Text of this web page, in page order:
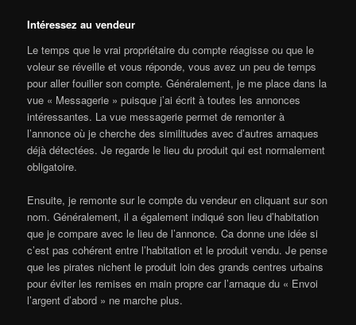
Intéressez au vendeur
Le temps que le vrai propriétaire du compte réagisse ou que le
voleur se réveille et vous réponde, vous avez un peu de temps
pour aller fouiller son compte. Généralement, je me place dans la
vue « Messagerie » puisque j’ai écrit à toutes les annonces
intéressantes. La vue messagerie permet de remonter à
l’annonce où je cherche des similitudes avec d’autres arnaques
déjà détectées. Je regarde le lieu du produit qui est normalement
obligatoire.
Ensuite, je remonte sur le compte du vendeur en cliquant sur son
nom. Généralement, il a également indiqué son lieu d’habitation
que je compare avec le lieu de l’annonce. Ca donne une idée si
c’est pas cohérent entre l’habitation et le produit vendu. Je pense
que les pirates nichent le produit loin des grands centres urbains
pour éviter les remises en main propre car l’arnaque du « Envoi
l’argent d’abord » ne marche plus.